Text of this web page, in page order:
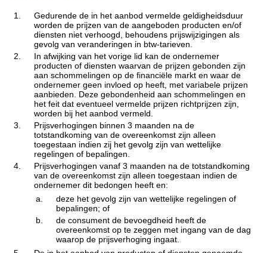
1.
Gedurende de in het aanbod vermelde geldigheidsduur
worden de prijzen van de aangeboden producten en/of
diensten niet verhoogd, behoudens prijswijzigingen als
gevolg van veranderingen in btw-tarieven.
2.
In afwijking van het vorige lid kan de ondernemer
producten of diensten waarvan de prijzen gebonden zijn
aan schommelingen op de financiële markt en waar de
ondernemer geen invloed op heeft, met variabele prijzen
aanbieden. Deze gebondenheid aan schommelingen en
het feit dat eventueel vermelde prijzen richtprijzen zijn,
worden bij het aanbod vermeld.
3.
Prijsverhogingen binnen 3 maanden na de
totstandkoming van de overeenkomst zijn alleen
toegestaan indien zij het gevolg zijn van wettelijke
regelingen of bepalingen.
4.
Prijsverhogingen vanaf 3 maanden na de totstandkoming
van de overeenkomst zijn alleen toegestaan indien de
ondernemer dit bedongen heeft en:
a.
deze het gevolg zijn van wettelijke regelingen of
bepalingen; of
b.
de consument de bevoegdheid heeft de
overeenkomst op te zeggen met ingang van de dag
waarop de prijsverhoging ingaat.